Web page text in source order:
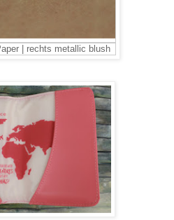
| rechts metallic blush